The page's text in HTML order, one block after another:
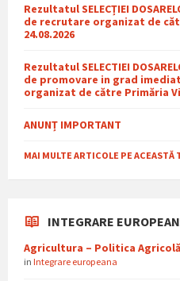
Rezultatul SELECȚIEI
de recrutare organizat de
24.08.2026
Rezultatul SELECTIEI
de promovare in grad
organizat de către Primăria
ANUNȚ IMPORTANT
MAI MULTE ARTICOLE PE ACEASTĂ
INTEGRARE
Agricultura – Politica
in Integrare europeana